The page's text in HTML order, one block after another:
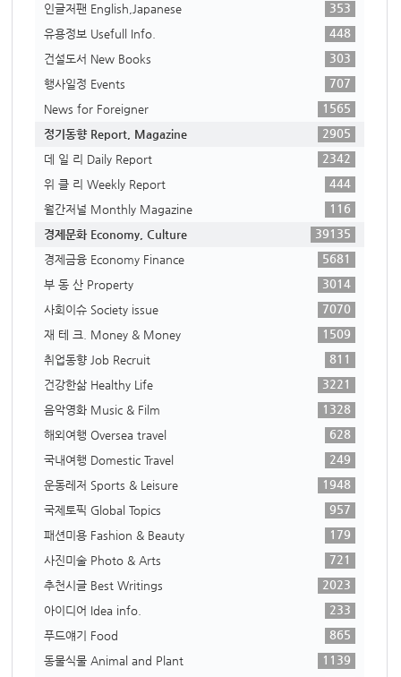
인글저팬 English,Japanese
353
유용정보 Usefull Info.
448
건설도서 New Books
303
행사일정 Events
707
News for Foreigner
1565
정기동향 Report, Magazine
2905
데 일 리 Daily Report
2342
위 클 리 Weekly Report
444
월간저널 Monthly Magazine
116
경제문화 Economy, Culture
39135
경제금융 Economy Finance
5681
부 동 산 Property
3014
사회이슈 Society issue
7070
재 테 크. Money & Money
1509
취업동향 Job Recruit
811
건강한삶 Healthy Life
3221
음악영화 Music & Film
1328
해외여행 Oversea travel
628
국내여행 Domestic Travel
249
운동레저 Sports & Leisure
1948
국제토픽 Global Topics
957
패션미용 Fashion & Beauty
179
사진미술 Photo & Arts
721
추천시글 Best Writings
2023
아이디어 Idea info.
233
푸드얘기 Food
865
동물식물 Animal and Plant
1139